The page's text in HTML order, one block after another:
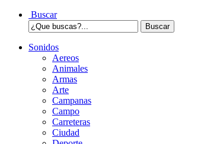
Buscar
Sonidos
Aereos
Animales
Armas
Arte
Campanas
Campo
Carreteras
Ciudad